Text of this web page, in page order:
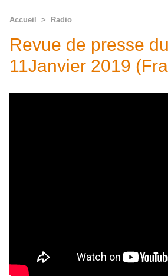
Accueil > Radio
Revue de presse
11Janvier 2019